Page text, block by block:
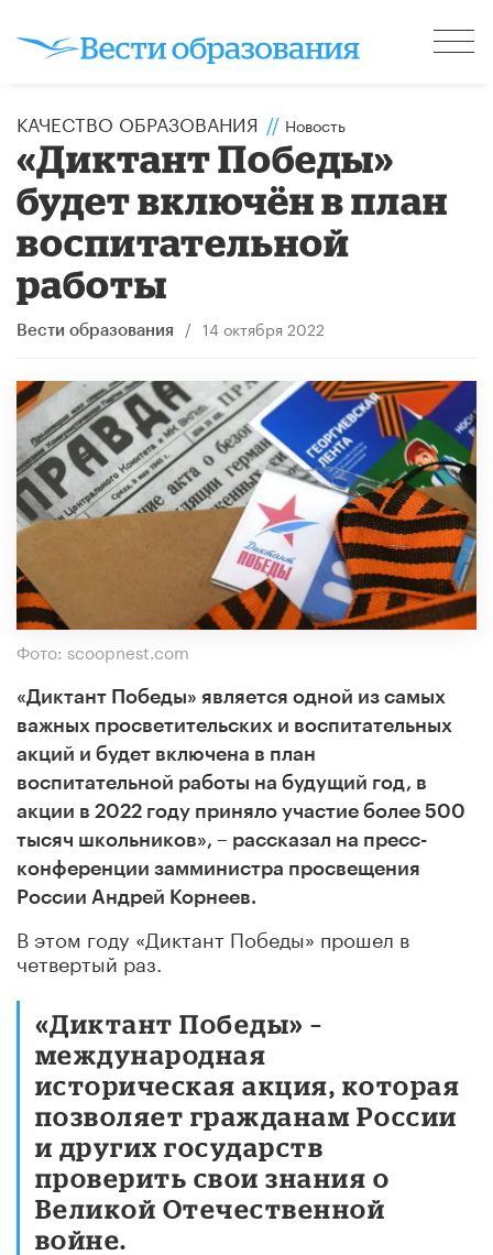
КАЧЕСТВО ОБРАЗОВАНИЯ // Новость
«Диктант Победы»
будет включён в план
воспитательной
работы
Вести образования / 14 октября 2022
Фото: scoopnest.com
«Диктант Победы» является одной из самых
важных просветительских и воспитательных
акций и будет включена в план
воспитательной работы на будущий год, в
акции в 2022 году приняло участие более 500
тысяч школьников», – рассказал на пресс-
конференции замминистра просвещения
России Андрей Корнеев.
В этом году «Диктант Победы» прошел в
четвертый раз.
«Диктант Победы» –
международная
историческая акция, которая
позволяет гражданам России
и других государств
проверить свои знания о
Великой Отечественной
войне.